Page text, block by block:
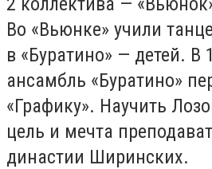
Во «Вьюнке» учили
в «Буратино» — детей. В
ансамбль «Буратино»
«Графику». Научить
цель и мечта
династии Ширинских.